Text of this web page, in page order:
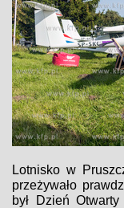
Lotnisko w
przeżywało
był Dzień